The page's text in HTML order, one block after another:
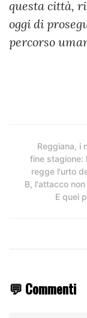
questa città,
oggi di
percorso
Reggiana, i
fine stagione:
regge l'urto
B, l'attacco
E quei
💬 Commenti